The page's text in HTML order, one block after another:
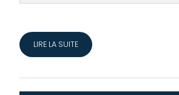
LIRE LA SUITE